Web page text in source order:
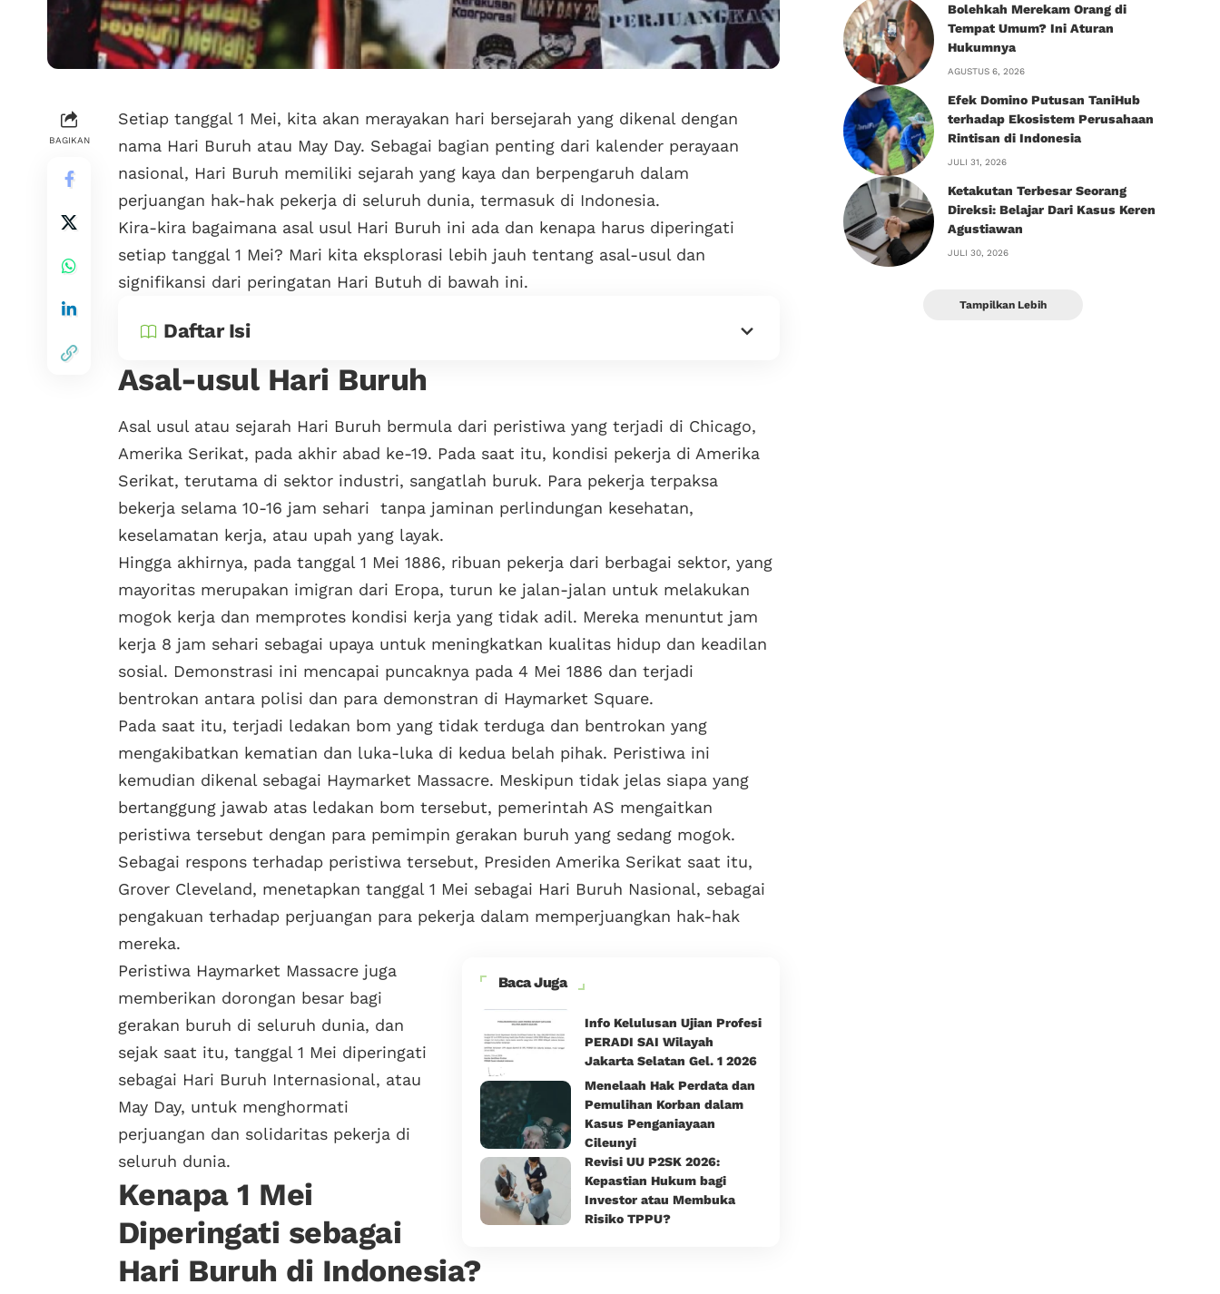
BAGIKAN
Setiap tanggal 1 Mei, kita akan merayakan hari bersejarah yang dikenal dengan
nama Hari Buruh atau May Day. Sebagai bagian penting dari kalender perayaan
nasional, Hari Buruh memiliki sejarah yang kaya dan berpengaruh dalam
perjuangan hak-hak pekerja di seluruh dunia, termasuk di Indonesia.
Kira-kira bagaimana asal usul Hari Buruh ini ada dan kenapa harus diperingati
setiap tanggal 1 Mei? Mari kita eksplorasi lebih jauh tentang asal-usul dan
signifikansi dari peringatan Hari Butuh di bawah ini.
Daftar Isi
Asal-usul Hari Buruh
Asal usul atau sejarah Hari Buruh bermula dari peristiwa yang terjadi di Chicago,
Amerika Serikat, pada akhir abad ke-19. Pada saat itu, kondisi pekerja di Amerika
Serikat, terutama di sektor industri, sangatlah buruk. Para pekerja terpaksa
bekerja selama 10-16 jam sehari tanpa jaminan perlindungan kesehatan,
keselamatan kerja, atau upah yang layak.
Hingga akhirnya, pada tanggal 1 Mei 1886, ribuan pekerja dari berbagai sektor, yang
mayoritas merupakan imigran dari Eropa, turun ke jalan-jalan untuk melakukan
mogok kerja dan memprotes kondisi kerja yang tidak adil. Mereka menuntut jam
kerja 8 jam sehari sebagai upaya untuk meningkatkan kualitas hidup dan keadilan
sosial. Demonstrasi ini mencapai puncaknya pada 4 Mei 1886 dan terjadi
bentrokan antara polisi dan para demonstran di Haymarket Square.
Pada saat itu, terjadi ledakan bom yang tidak terduga dan bentrokan yang
mengakibatkan kematian dan luka-luka di kedua belah pihak. Peristiwa ini
kemudian dikenal sebagai Haymarket Massacre. Meskipun tidak jelas siapa yang
bertanggung jawab atas ledakan bom tersebut, pemerintah AS mengaitkan
peristiwa tersebut dengan para pemimpin gerakan buruh yang sedang mogok.
Sebagai respons terhadap peristiwa tersebut, Presiden Amerika Serikat saat itu,
Grover Cleveland, menetapkan tanggal 1 Mei sebagai Hari Buruh Nasional, sebagai
pengakuan terhadap perjuangan para pekerja dalam memperjuangkan hak-hak
mereka.
Baca Juga
Info Kelulusan Ujian Profesi
PERADI SAI Wilayah
Jakarta Selatan Gel. 1 2026
Menelaah Hak Perdata dan
Pemulihan Korban dalam
Kasus Penganiayaan
Cileunyi
Revisi UU P2SK 2026:
Kepastian Hukum bagi
Investor atau Membuka
Risiko TPPU?
Peristiwa Haymarket Massacre juga
memberikan dorongan besar bagi
gerakan buruh di seluruh dunia, dan
sejak saat itu, tanggal 1 Mei diperingati
sebagai Hari Buruh Internasional, atau
May Day, untuk menghormati
perjuangan dan solidaritas pekerja di
seluruh dunia.
Kenapa 1 Mei
Diperingati sebagai
Hari Buruh di Indonesia?
Bolehkah Merekam Orang di
Tempat Umum? Ini Aturan
Hukumnya
AGUSTUS 6, 2026
Efek Domino Putusan TaniHub
terhadap Ekosistem Perusahaan
Rintisan di Indonesia
JULI 31, 2026
Ketakutan Terbesar Seorang
Direksi: Belajar Dari Kasus Keren
Agustiawan
JULI 30, 2026
Tampilkan Lebih